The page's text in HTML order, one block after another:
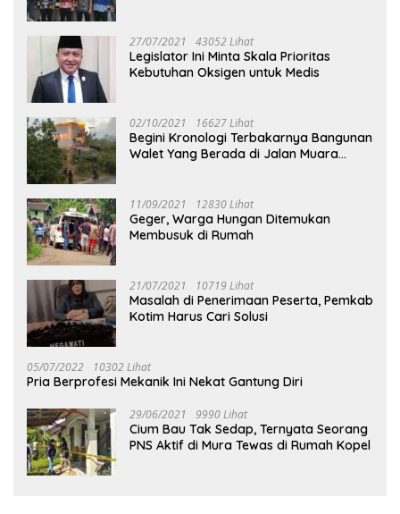
27/07/2021 43052 Lihat
Legislator Ini Minta Skala Prioritas
Kebutuhan Oksigen untuk Medis
02/10/2021 16627 Lihat
Begini Kronologi Terbakarnya Bangunan
Walet Yang Berada di Jalan Muara
11/09/2021 12830 Lihat
Geger, Warga Hungan Ditemukan
Membusuk di Rumah
21/07/2021 10719 Lihat
Masalah di Penerimaan Peserta, Pemkab
Kotim Harus Cari Solusi
05/07/2022 10302 Lihat
Pria Berprofesi Mekanik Ini Nekat Gantung Diri
29/06/2021 9990 Lihat
Cium Bau Tak Sedap, Ternyata Seorang
PNS Aktif di Mura Tewas di Rumah Kopel